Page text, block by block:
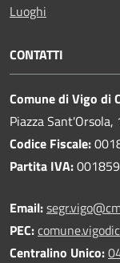
Luoghi
CONTATTI
Comune di Vigo di
Piazza
Codice Fiscale:
Partita IVA:
Email:
PEC:
Centralino Unico: